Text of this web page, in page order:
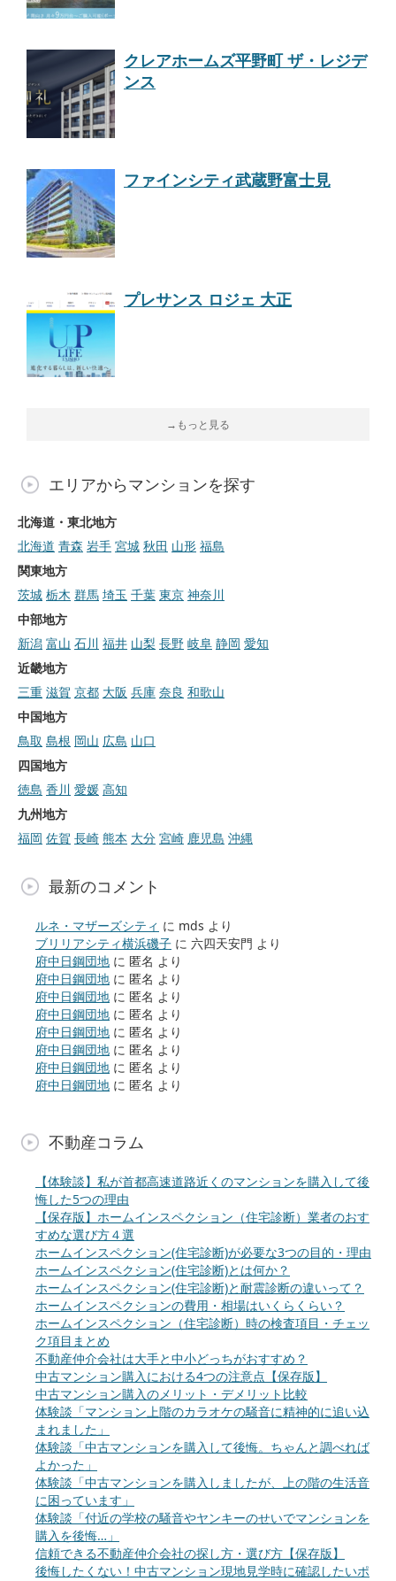
クレアホームズ平野町 ザ・レジデ
ンス
ファインシティ武蔵野富士見
プレサンス ロジェ 大正
→もっと見る
エリアからマンションを探す
北海道・東北地方
北海道 青森 岩手 宮城 秋田 山形 福島
関東地方
茨城 栃木 群馬 埼玉 千葉 東京 神奈川
中部地方
新潟 富山 石川 福井 山梨 長野 岐阜 静岡 愛知
近畿地方
三重 滋賀 京都 大阪 兵庫 奈良 和歌山
中国地方
鳥取 島根 岡山 広島 山口
四国地方
徳島 香川 愛媛 高知
九州地方
福岡 佐賀 長崎 熊本 大分 宮崎 鹿児島 沖縄
最新のコメント
ルネ・マザーズシティ に mds より
ブリリアシティ横浜磯子 に 六四天安門 より
府中日鋼団地 に 匿名 より
府中日鋼団地 に 匿名 より
府中日鋼団地 に 匿名 より
府中日鋼団地 に 匿名 より
府中日鋼団地 に 匿名 より
府中日鋼団地 に 匿名 より
府中日鋼団地 に 匿名 より
府中日鋼団地 に 匿名 より
不動産コラム
【体験談】私が首都高速道路近くのマンションを購入して後
悔した5つの理由
【保存版】ホームインスペクション（住宅診断）業者のおす
すめな選び方４選
ホームインスペクション(住宅診断)が必要な3つの目的・理由
ホームインスペクション(住宅診断)とは何か？
ホームインスペクション(住宅診断)と耐震診断の違いって？
ホームインスペクションの費用・相場はいくらくらい？
ホームインスペクション（住宅診断）時の検査項目・チェッ
ク項目まとめ
不動産仲介会社は大手と中小どっちがおすすめ？
中古マンション購入における4つの注意点【保存版】
中古マンション購入のメリット・デメリット比較
体験談「マンション上階のカラオケの騒音に精神的に追い込
まれました」
体験談「中古マンションを購入して後悔。ちゃんと調べれば
よかった」
体験談「中古マンションを購入しましたが、上の階の生活音
に困っています」
体験談「付近の学校の騒音やヤンキーのせいでマンションを
購入を後悔…」
信頼できる不動産仲介会社の探し方・選び方【保存版】
後悔したくない！中古マンション現地見学時に確認したいポ